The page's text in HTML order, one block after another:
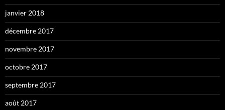
janvier 2018
décembre 2017
novembre 2017
octobre 2017
septembre 2017
août 2017